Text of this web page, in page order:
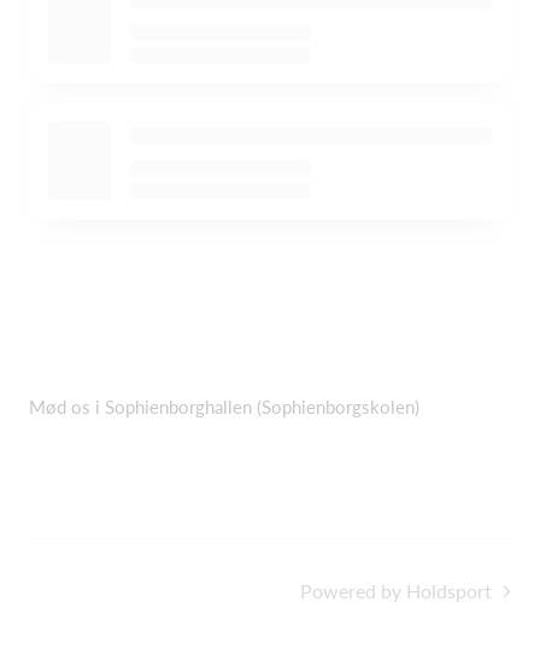
Mød os i Sophienborghallen (Sophienborgskolen)
Powered by Holdsport